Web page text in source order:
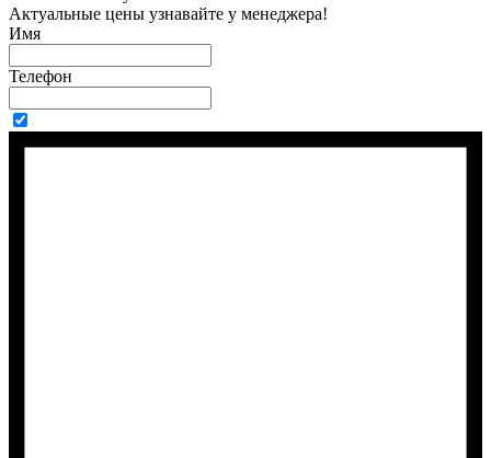
Актуальные цены узнавайте у менеджера!
Имя
Телефон